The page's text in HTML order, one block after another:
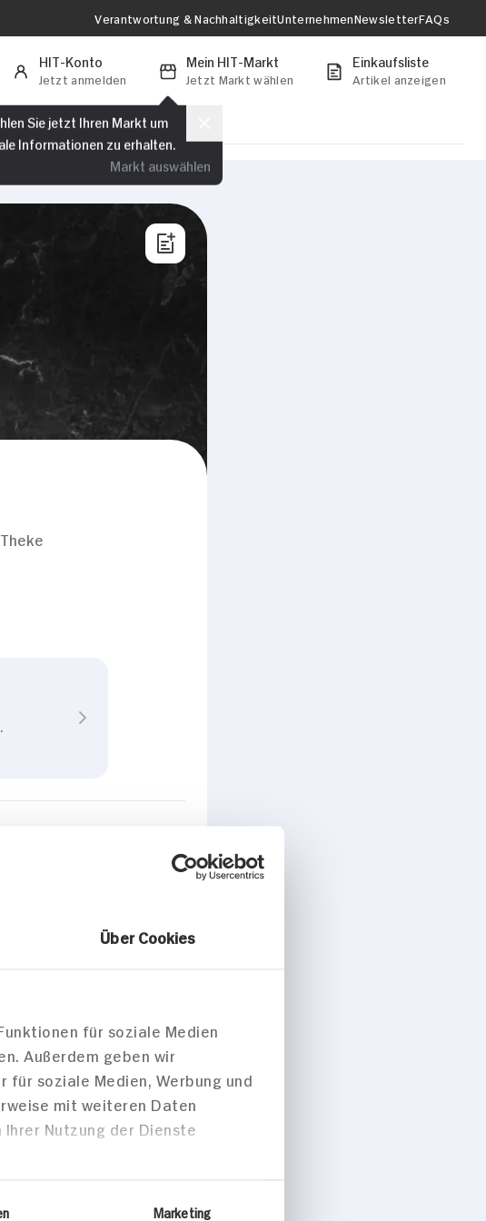
Über Cookies
für soziale Medien
Außerdem geben wir
für soziale Medien, Werbung und
mit weiteren Daten
Nutzung der Dienste
Marketing
Verantwortung & NachhaltigkeitUnternehmenNewsletterFAQs
HIT-Konto
Jetzt anmelden
Mein HIT-Markt
Jetzt Markt wählen
Sie jetzt Ihren Markt um
Informationen zu erhalten.
Markt auswählen
Einkaufsliste
Artikel anzeigen
Personen